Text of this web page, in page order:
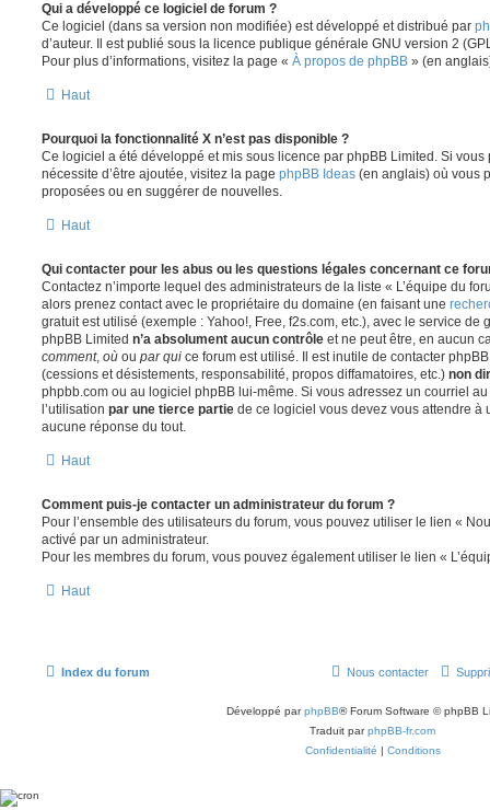
Qui a développé ce logiciel de forum ?
Ce logiciel (dans sa version non modifiée) est développé et distribué par
d’auteur. Il est publié sous la licence publique générale GNU version 2
Pour plus d’informations, visitez la page « À propos de phpBB » (en
Haut
Pourquoi la fonctionnalité X n’est pas disponible ?
Ce logiciel a été développé et mis sous licence par phpBB Limited. Si vous
nécessite d’être ajoutée, visitez la page phpBB Ideas (en anglais) où vous
proposées ou en suggérer de nouvelles.
Haut
Qui contacter pour les abus ou les questions légales concernant ce
Contactez n’importe lequel des administrateurs de la liste « L’équipe du
alors prenez contact avec le propriétaire du domaine (en faisant une
gratuit est utilisé (exemple : Yahoo!, Free, f2s.com, etc.), avec le service de
phpBB Limited n’a absolument aucun contrôle et ne peut être, en aucun
comment, où ou par qui ce forum est utilisé. Il est inutile de contacter
(cessions et désistements, responsabilité, propos diffamatoires, etc.) non
phpbb.com ou au logiciel phpBB lui-même. Si vous adressez un courriel
l’utilisation par une tierce partie de ce logiciel vous devez vous attendre à
aucune réponse du tout.
Haut
Comment puis-je contacter un administrateur du forum ?
Pour l’ensemble des utilisateurs du forum, vous pouvez utiliser le lien «
activé par un administrateur.
Pour les membres du forum, vous pouvez également utiliser le lien «
Haut
Index du forum Nous contacter
Développé parphpBB® Forum Software © phpBB
Traduit parphpBB-fr.com
Confidentialité | Conditions